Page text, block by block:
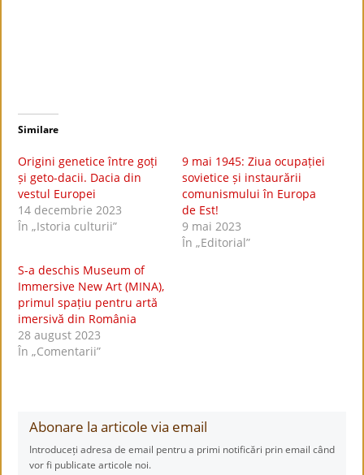
Similare
Origini genetice între goți
și geto-dacii. Dacia din
vestul Europei
14 decembrie 2023
În „Istoria culturii”
9 mai 1945: Ziua ocupației
sovietice și instaurării
comunismului în Europa
de Est!
9 mai 2023
În „Editorial”
S-a deschis Museum of
Immersive New Art (MINA),
primul spațiu pentru artă
imersivă din România
28 august 2023
În „Comentarii”
Abonare la articole via email
Introduceți adresa de email pentru a primi notificări prin email când
vor fi publicate articole noi.